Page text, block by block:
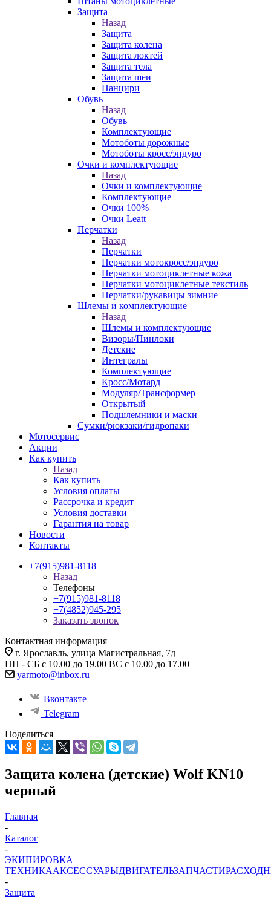
Защита
Назад
Защита
Защита колена
Защита локтей
Защита тела
Защита шеи
Панцири
Обувь
Назад
Обувь
Комплектующие
Мотоботы дорожные
Мотоботы кросс/эндуро
Очки и комплектующие
Назад
Очки и комплектующие
Комплектующие
Очки 100%
Очки Leatt
Перчатки
Назад
Перчатки
Перчатки мотокросс/эндуро
Перчатки мотоциклетные кожа
Перчатки мотоциклетные текстиль
Перчатки/рукавицы зимние
Шлемы и комплектующие
Назад
Шлемы и комплектующие
Визоры/Пинлоки
Детские
Интегралы
Комплектующие
Кросс/Мотард
Модуляр/Трансформер
Открытый
Подшлемники и маски
Сумки/рюкзаки/гидропаки
Мотосервис
Акции
Как купить
Назад
Как купить
Условия оплаты
Рассрочка и кредит
Условия доставки
Гарантия на товар
Новости
Контакты
+7(915)981-8118
Назад
Телефоны
+7(915)981-8118
+7(4852)945-295
Заказать звонок
Контактная информация
г. Ярославль, улица Магистральная, 7д
ПН - СБ с 10.00 до 19.00 ВС с 10.00 до 17.00
yarmoto@inbox.ru
Вконтакте
Telegram
Поделиться
Защита колена (детские) Wolf KN10
черный
Главная
-
Каталог
-
ЭКИПИРОВКА
ТЕХНИКААКСЕССУАРЫДВИГАТЕЛЬЗАПЧАСТИ
-
Защита